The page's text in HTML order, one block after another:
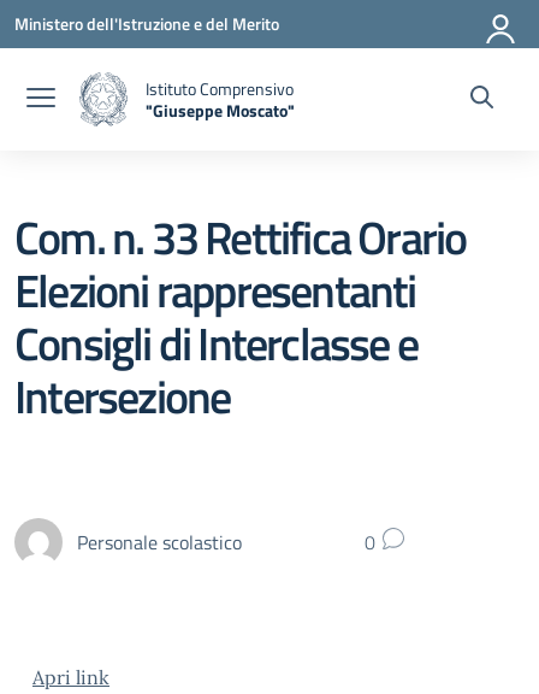
Vai ai contenuti
Vai al menu di navigazione
Vai al footer
Ministero dell'Istruzione e del Merito
Istituto Comprensivo
"Giuseppe Moscato"
Com. n. 33 Rettifica Orario
Elezioni rappresentanti
Consigli di Interclasse e
Intersezione
Personale scolastico 0
Apri link